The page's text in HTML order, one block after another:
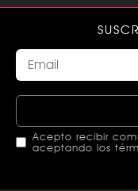
Acepto recibir
aceptando los